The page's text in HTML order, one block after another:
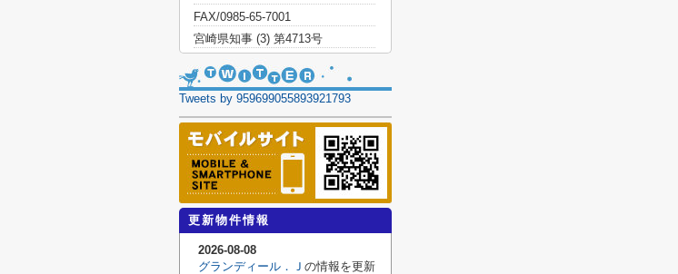
FAX/0985-65-7001
宮崎県知事 (3) 第4713号
Tweets by 959699055893921793
更新物件情報
2026-08-08
グランディール．Ｊ の情報を更新